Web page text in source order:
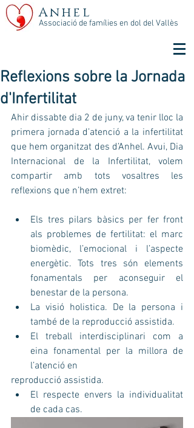
Anhel
Associació de famílies en dol del Vallès
Reflexions sobre la Jornada
d'Infertilitat
Ahir dissabte dia 2 de juny, va tenir lloc la
primera jornada d’atenció a la infertilitat
que hem organitzat des d’Anhel. Avui, Dia
Internacional de la Infertilitat, volem
compartir amb tots vosaltres les
reflexions que n’hem extret:
Els tres pilars bàsics per fer front
als problemes de fertilitat: el marc
biomèdic, l’emocional i l’aspecte
energètic. Tots tres són elements
fonamentals per aconseguir el
benestar de la persona.
La visió holistica. De la persona i
també de la reproducció assistida.
El treball interdisciplinari com a
eina fonamental per la millora de
l’atenció en
reproducció assistida.
El respecte envers la individualitat
de cada cas.